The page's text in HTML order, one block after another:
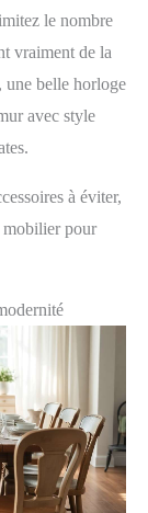
le nombre
vraiment de la
une belle horloge
avec style
à éviter,
mobilier pour